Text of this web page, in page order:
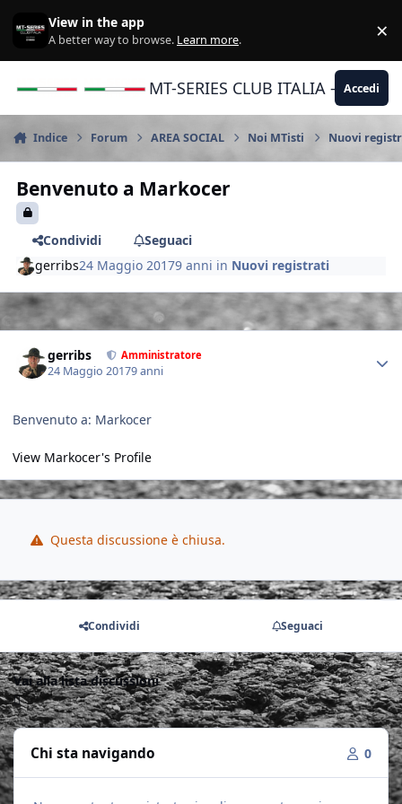
View in the app
A better way to browse. Learn more. ×
MT-SERIES CLUB ITALIA -Accedi
Indice Forum AREA SOCIAL Noi MTisti Nuovi
Benvenuto a Markocer
Condividi
Seguaci
gerribs24 Maggio 20179 anni in Nuovi registrati
gerribs Amministratore
24 Maggio 20179 anni
Benvenuto a: Markocer
View Markocer's Profile
Questa discussione è chiusa.
Condividi Seguaci
Vai alla lista discussioni
Chi sta navigando 0